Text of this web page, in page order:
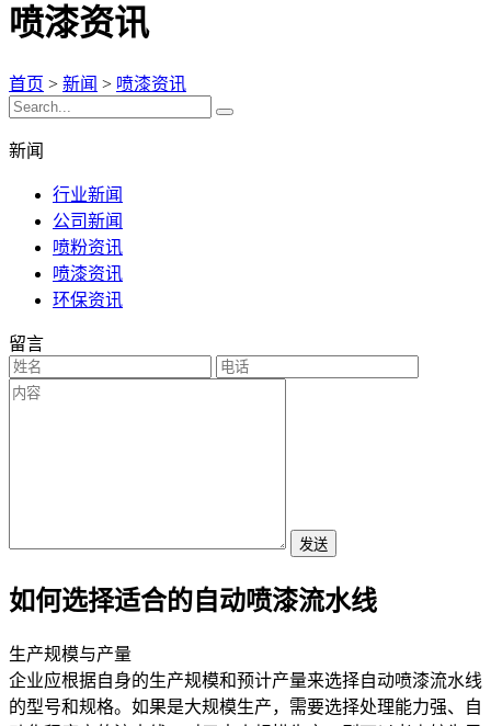
喷漆资讯
首页 > 新闻 > 喷漆资讯
新闻
行业新闻
公司新闻
喷粉资讯
喷漆资讯
环保资讯
留言
发送
如何选择适合的自动喷漆流水线
生产规模与产量
企业应根据自身的生产规模和预计产量来选择自动喷漆流水线
的型号和规格。 如果是大规模生产，需要选择处理能力强、自